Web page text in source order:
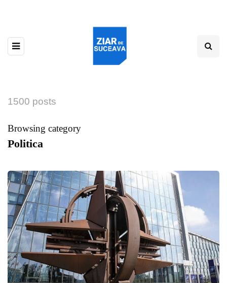
1500 posts
Browsing category
Politica